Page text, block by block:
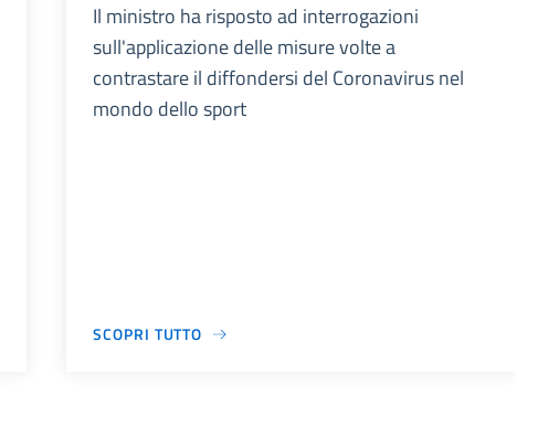
Il ministro ha risposto ad interrogazioni
sull'applicazione delle misure volte a
contrastare il diffondersi del Coronavirus nel
mondo dello sport
SCOPRI TUTTO